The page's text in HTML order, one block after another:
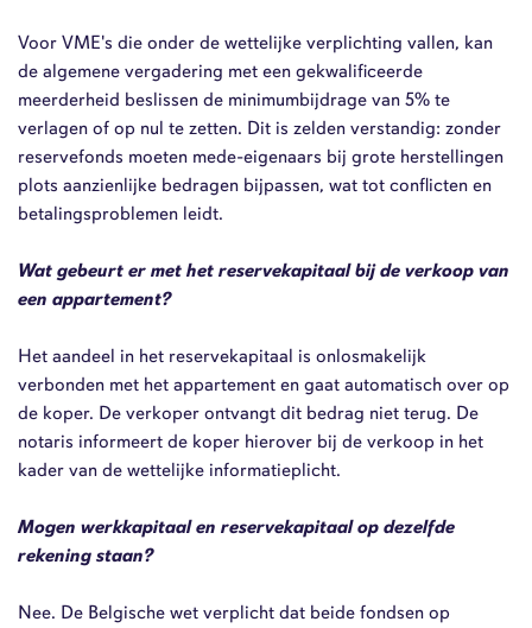
Voor VME's die onder de wettelijke verplichting vallen, kan
de algemene vergadering met een gekwalificeerde
meerderheid beslissen de minimumbijdrage van 5% te
verlagen of op nul te zetten. Dit is zelden verstandig: zonder
reservefonds moeten mede-eigenaars bij grote herstellingen
plots aanzienlijke bedragen bijpassen, wat tot conflicten en
betalingsproblemen leidt.
Wat gebeurt er met het reservekapitaal bij de verkoop van
een appartement?
Het aandeel in het reservekapitaal is onlosmakelijk
verbonden met het appartement en gaat automatisch over op
de koper. De verkoper ontvangt dit bedrag niet terug. De
notaris informeert de koper hierover bij de verkoop in het
kader van de wettelijke informatieplicht.
Mogen werkkapitaal en reservekapitaal op dezelfde
rekening staan?
Nee. De Belgische wet verplicht dat beide fondsen op